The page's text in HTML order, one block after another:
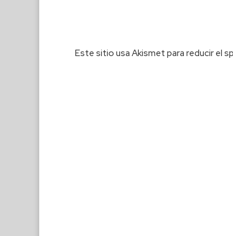
Este sitio usa Akismet para reducir el